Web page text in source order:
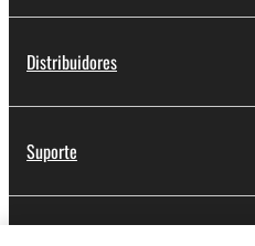
Distribuidores
Suporte